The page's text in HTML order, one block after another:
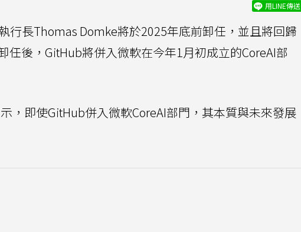
用LINE傳送
行長Thomas Domke將於2025年底前卸任，並且將回歸
任後，GitHub將併入微軟在今年1月初成立的CoreAI部
，即使GitHub併入微軟CoreAI部門，其本質與未來發展